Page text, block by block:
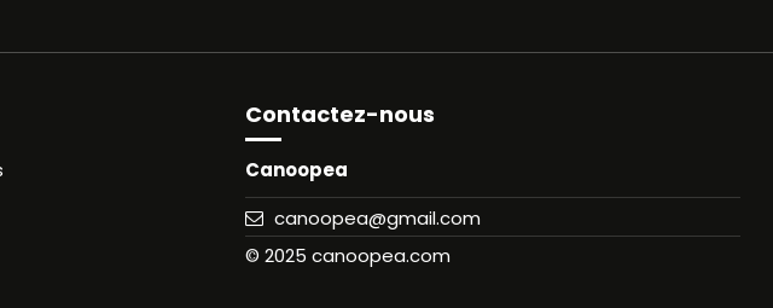
Contactez-nous
Canoopea
canoopea@gmail.com
© 2025 canoopea.com